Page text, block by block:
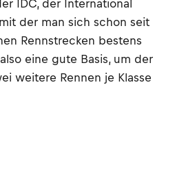
IDC, der International
der man sich schon seit
Rennstrecken bestens
eine gute Basis, um der
weitere Rennen je Klasse